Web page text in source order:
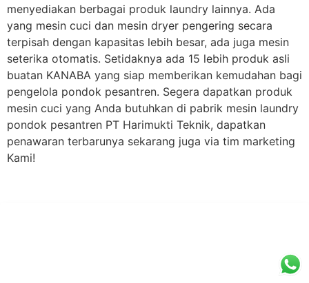
menyediakan berbagai produk laundry lainnya. Ada
yang mesin cuci dan mesin dryer pengering secara
terpisah dengan kapasitas lebih besar, ada juga mesin
seterika otomatis. Setidaknya ada 15 lebih produk asli
buatan KANABA yang siap memberikan kemudahan bagi
pengelola pondok pesantren. Segera dapatkan produk
mesin cuci yang Anda butuhkan di pabrik mesin laundry
pondok pesantren PT Harimukti Teknik, dapatkan
penawaran terbarunya sekarang juga via tim marketing
Kami!